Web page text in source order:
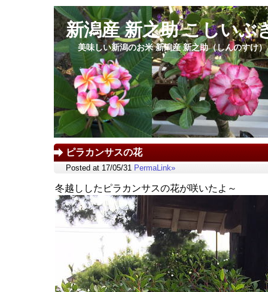
新潟産 新之助 こしいぶ
美味しい新潟のお米 新潟産 新之助（しんのすけ
ピラカンサスの花
Posted at 17/05/31 PermaLink»
冬越ししたピラカンサスの花が咲いたよ～